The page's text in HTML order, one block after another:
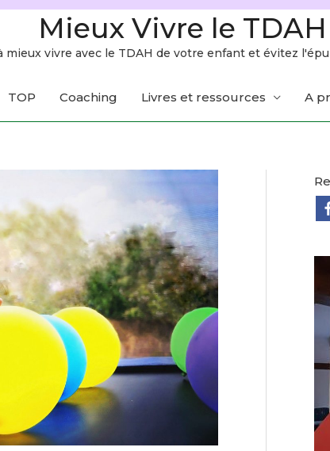
Mieux Vivre le TDAH
mieux vivre avec le TDAH de votre enfant et évitez
TOP Coaching Livres et ressources A